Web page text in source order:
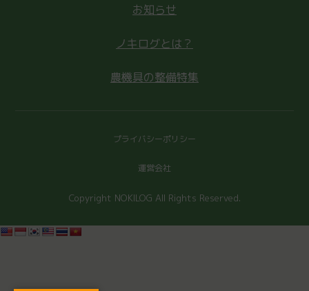
お知らせ
ノキログとは？
農機具の整備特集
プライバシーポリシー
運営会社
Copyright NOKILOG All Rights Reserved.